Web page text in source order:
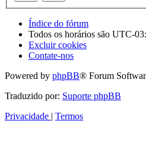
Índice do fórum
Todos os horários são UTC-
Excluir cookies
Contate-nos
Powered by phpBB® Forum
Traduzido por: Suporte phpBB
Privacidade | Termos